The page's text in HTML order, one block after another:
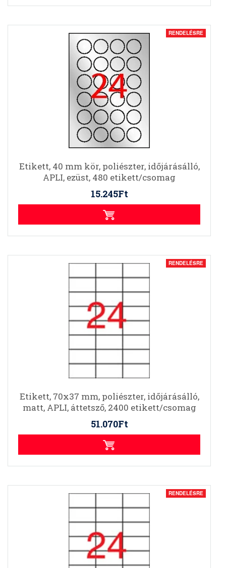
RENDELÉSRE
Etikett, 40 mm kör, poliészter, időjárásálló,
APLI, ezüst, 480 etikett/csomag
15.245Ft
RENDELÉSRE
Etikett, 70x37 mm, poliészter, időjárásálló,
matt, APLI, áttetsző, 2400 etikett/csomag
51.070Ft
RENDELÉSRE